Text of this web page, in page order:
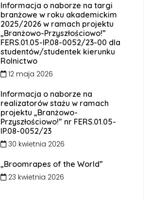
Informacja o naborze na targi
branżowe w roku akademickim
2025/2026 w ramach projektu
„Branżowo-Przyszłościowo!”
FERS.01.05-IP.08-0052/23-00 dla
studentów/studentek kierunku
Rolnictwo
12 maja 2026
Informacja o naborze na
realizatorów stażu w ramach
projektu „Branżowo-
Przyszłościowo!” nr FERS.01.05-
IP.08-0052/23
30 kwietnia 2026
„Broomrapes of the World”
23 kwietnia 2026